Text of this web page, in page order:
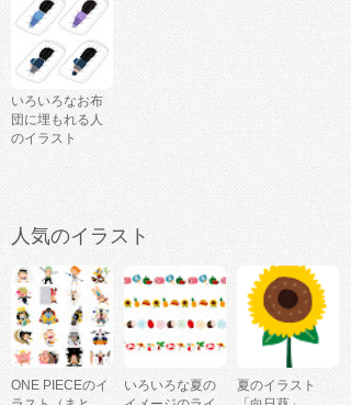
いろいろなお布
団に埋もれる人
のイラスト
人気のイラスト
ONE PIECEのイ
いろいろな夏の
夏のイラスト